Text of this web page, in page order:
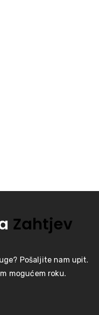
Zahtjev
Pošaljite nam upit.
mogućem roku.